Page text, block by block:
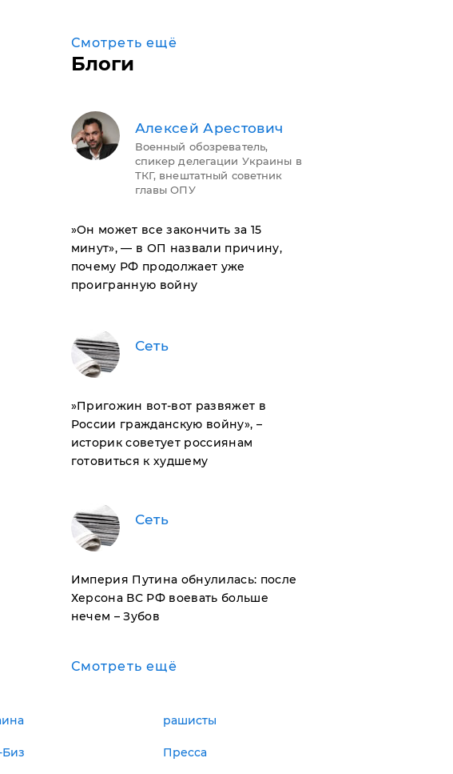
Смотреть ещё
Блоги
Алексей Арестович
Военный обозреватель,
спикер делегации Украины в
ТКГ, внештатный советник
главы ОПУ
​»Он может все закончить за 15
минут», — в ОП назвали причину,
почему РФ продолжает уже
проигранную войну
Сеть
​»Пригожин вот-вот развяжет в
России гражданскую войну», –
историк советует россиянам
готовиться к худшему
Сеть
Империя Путина обнулилась: после
Херсона ВС РФ воевать больше
нечем – Зубов
Смотреть ещё
рашисты
Пресса